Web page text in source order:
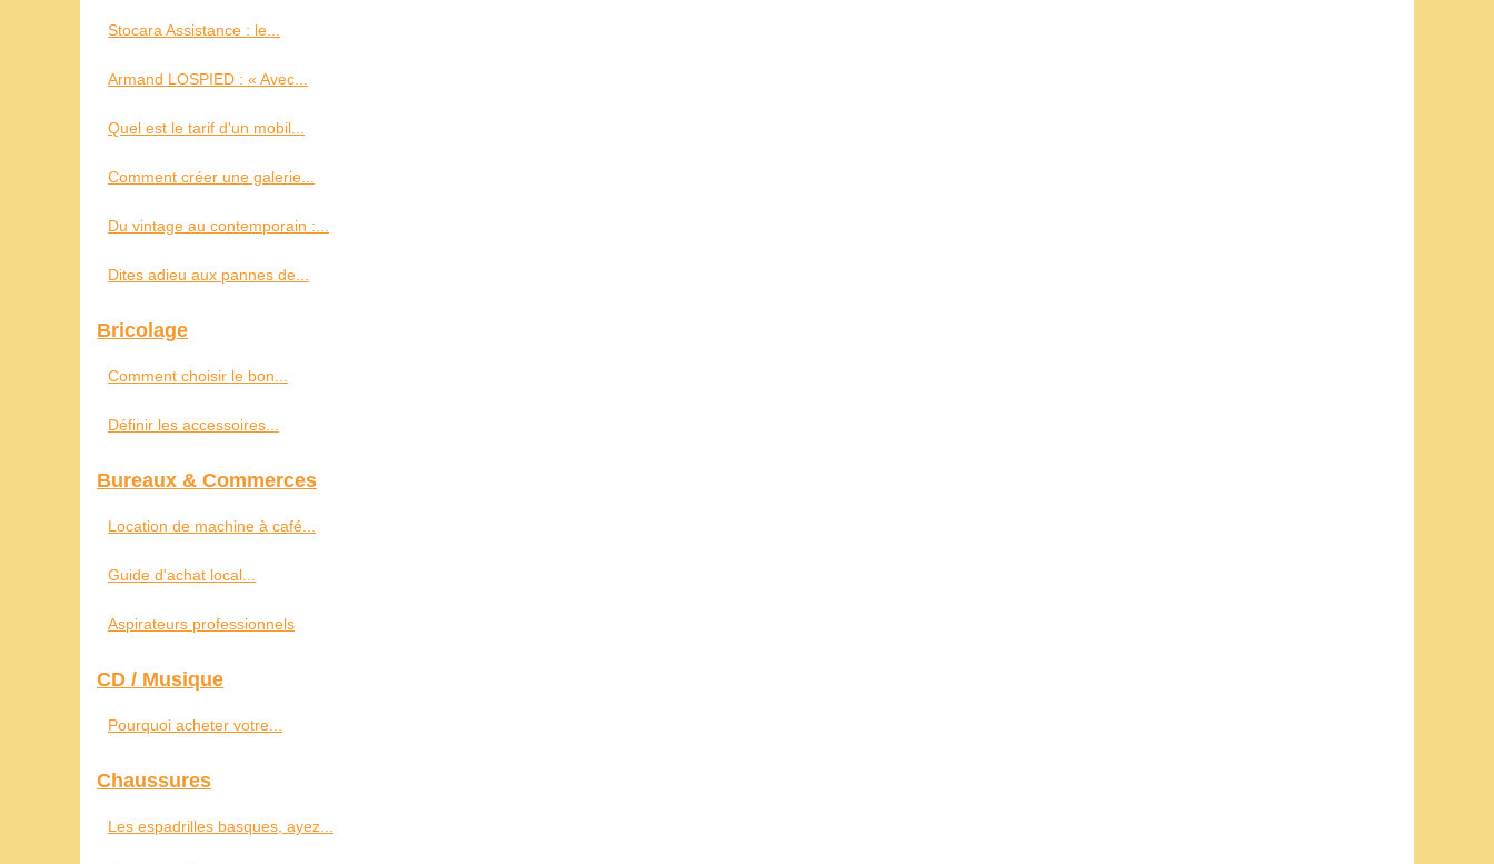
Stocara Assistance : le...
Armand LOSPIED : « Avec...
Quel est le tarif d'un mobil...
Comment créer une galerie...
Du vintage au contemporain :...
Dites adieu aux pannes de...
Bricolage
Comment choisir le bon...
Définir les accessoires...
Bureaux & Commerces
Location de machine à café...
Guide d'achat local...
Aspirateurs professionnels
CD / Musique
Pourquoi acheter votre...
Chaussures
Les espadrilles basques, ayez...